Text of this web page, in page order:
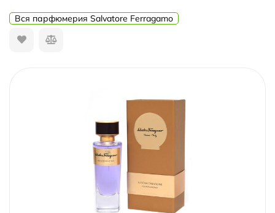
Вся парфюмерия Salvatore Ferragamo